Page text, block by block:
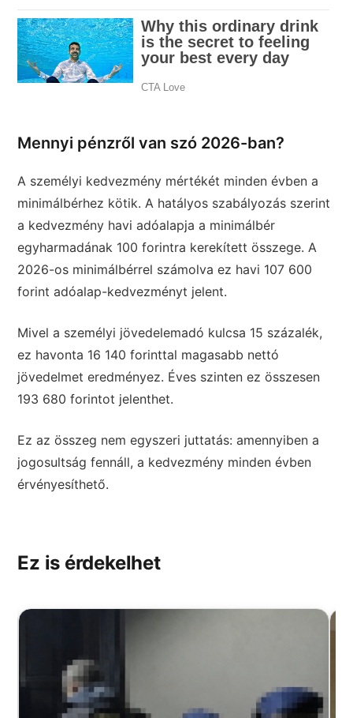
Mennyi pénzről van szó 2026-ban?
A személyi kedvezmény mértékét minden évben a
minimálbérhez kötik. A hatályos szabályozás szerint
a kedvezmény havi adóalapja a minimálbér
egyharmadának 100 forintra kerekített összege. A
2026-os minimálbérrel számolva ez havi 107 600
forint adóalap-kedvezményt jelent.
Mivel a személyi jövedelemadó kulcsa 15 százalék,
ez havonta 16 140 forinttal magasabb nettó
jövedelmet eredményez. Éves szinten ez összesen
193 680 forintot jelenthet.
Ez az összeg nem egyszeri juttatás: amennyiben a
jogosultság fennáll, a kedvezmény minden évben
érvényesíthető.
Ez is érdekelhet